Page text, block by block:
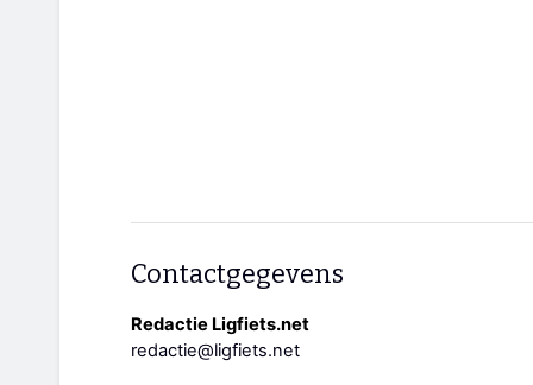
Contactgegevens
Redactie Ligfiets.net
redactie@ligfiets.net